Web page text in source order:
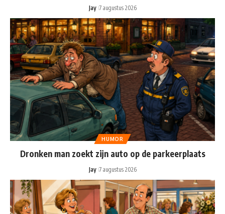
Jay 7 augustus 2026
HUMOR
Dronken man zoekt zijn auto op de parkeerplaats
Jay 7 augustus 2026